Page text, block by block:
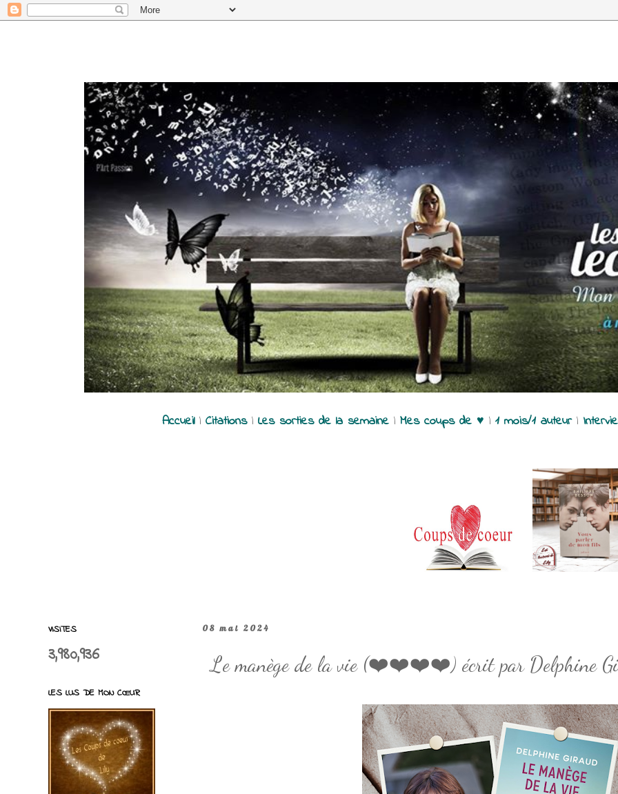
Accueil| Citations| Les sorties de la semaine| Mes coups de ♥ | 1 mois/1 auteur|
08 mai 2024
Le manège de la vie (❤️❤️❤️❤️) écrit par Delphine
VISITES
3,980,936
LES LUS DE MON CŒUR